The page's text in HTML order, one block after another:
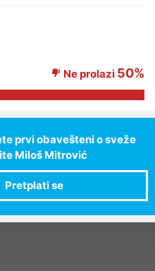
Ne prolazi 50%
prvi obavešteni o sveže
Miloš Mitrović